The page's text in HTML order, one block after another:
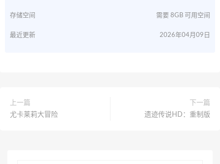
存储空间 需要 8GB 可用空间
最近更新 2026年04月09日
上一篇
尤卡莱莉大冒险
下一篇
遗迹传说HD：重制版